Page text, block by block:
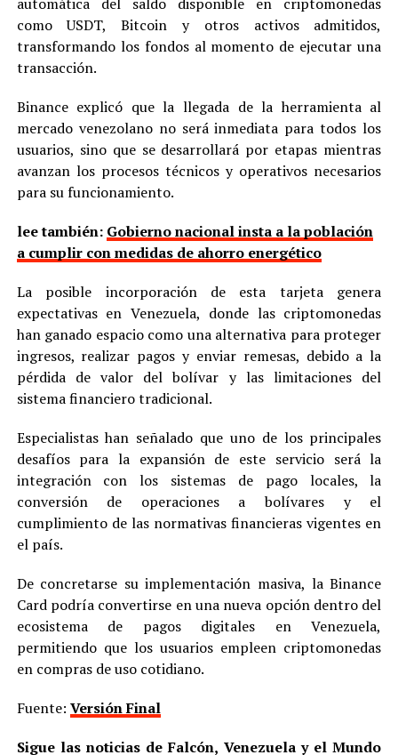
como USDT, Bitcoin y otros activos admitidos,
transformando los fondos al momento de ejecutar una
transacción.
Binance explicó que la llegada de la herramienta al
mercado venezolano no será inmediata para todos los
usuarios, sino que se desarrollará por etapas mientras
avanzan los procesos técnicos y operativos necesarios
para su funcionamiento.
lee también: Gobierno nacional insta a la población
a cumplir con medidas de ahorro energético
La posible incorporación de esta tarjeta genera
expectativas en Venezuela, donde las criptomonedas
han ganado espacio como una alternativa para proteger
ingresos, realizar pagos y enviar remesas, debido a la
pérdida de valor del bolívar y las limitaciones del
sistema financiero tradicional.
Especialistas han señalado que uno de los principales
desafíos para la expansión de este servicio será la
integración con los sistemas de pago locales, la
conversión de operaciones a bolívares y el
cumplimiento de las normativas financieras vigentes en
el país.
De concretarse su implementación masiva, la Binance
Card podría convertirse en una nueva opción dentro del
ecosistema de pagos digitales en Venezuela,
permitiendo que los usuarios empleen criptomonedas
en compras de uso cotidiano.
Fuente: Versión Final
Sigue las noticias de Falcón, Venezuela y el Mundo